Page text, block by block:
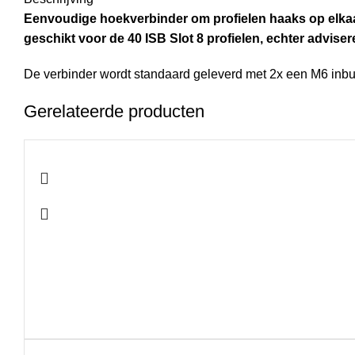
Eenvoudige hoekverbinder om profielen haaks op
geschikt voor de 40 ISB Slot 8 profielen, echter
De verbinder wordt standaard geleverd met 2x een M6
Gerelateerde producten